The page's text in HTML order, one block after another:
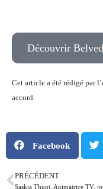
Découvrir
Cet article a été rédigé par
accord.
Facebook
PRÉCÉDENT